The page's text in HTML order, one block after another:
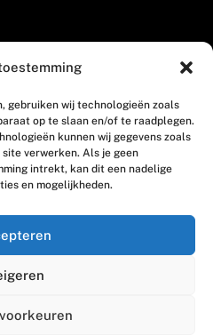
gebruiken wij technologieën zoals
op te slaan en/of te raadplegen.
kunnen wij gegevens zoals
verwerken. Als je geen
intrekt, kan dit een nadelige
en mogelijkheden.